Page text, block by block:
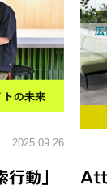
2025.09.26
動」